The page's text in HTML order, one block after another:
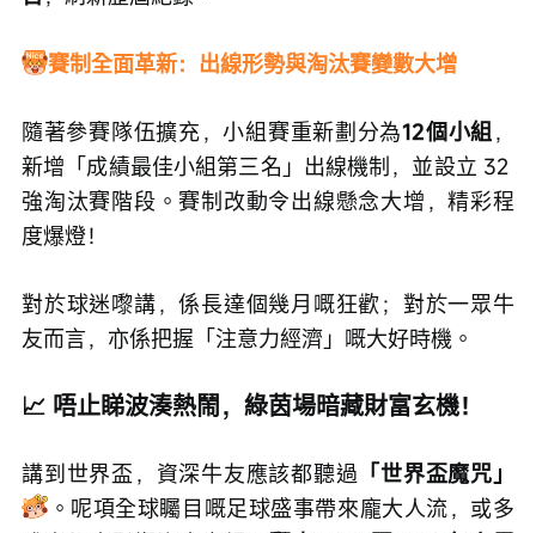
賽制全面革新：出線形勢與淘汰賽變數大增
隨著參賽隊伍擴充，小組賽重新劃分為12個小組，
新增「成績最佳小組第三名」出線機制，並設立 32
強淘汰賽階段。賽制改動令出線懸念大增，精彩程
度爆燈！
對於球迷嚟講，係長達個幾月嘅狂歡；對於一眾牛
友而言，亦係把握「注意力經濟」嘅大好時機。
📈 唔止睇波湊熱鬧，綠茵場暗藏財富玄機！
講到世界盃，資深牛友應該都聽過 「世界盃魔咒」
。呢項全球矚目嘅足球盛事帶來龐大人流，或多